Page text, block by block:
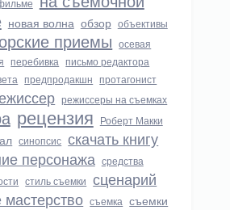
новая волна обзор объективы
приемы осевая
перебивка письмо редактора
предпродакшн протагонист
режиссеры на съемках
рецензия Роберт Макки
синопсис скачать книгу
персонажа средства
стиль съемки сценарий
съемка съемки